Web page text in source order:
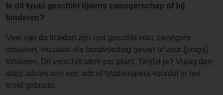
Is dit kruid geschikt tijdens zwangerschap of bij
kinderen?
Veel van de kruiden zijn niet geschikt voor zwangere
vrouwen, vrouwen die borstvoeding geven of voor (jonge)
kinderen. Dit verschilt sterk per plant. Twijfel je? Vraag dan
altijd advies aan een arts of fytotherapeut voordat je het
kruid gebruikt.